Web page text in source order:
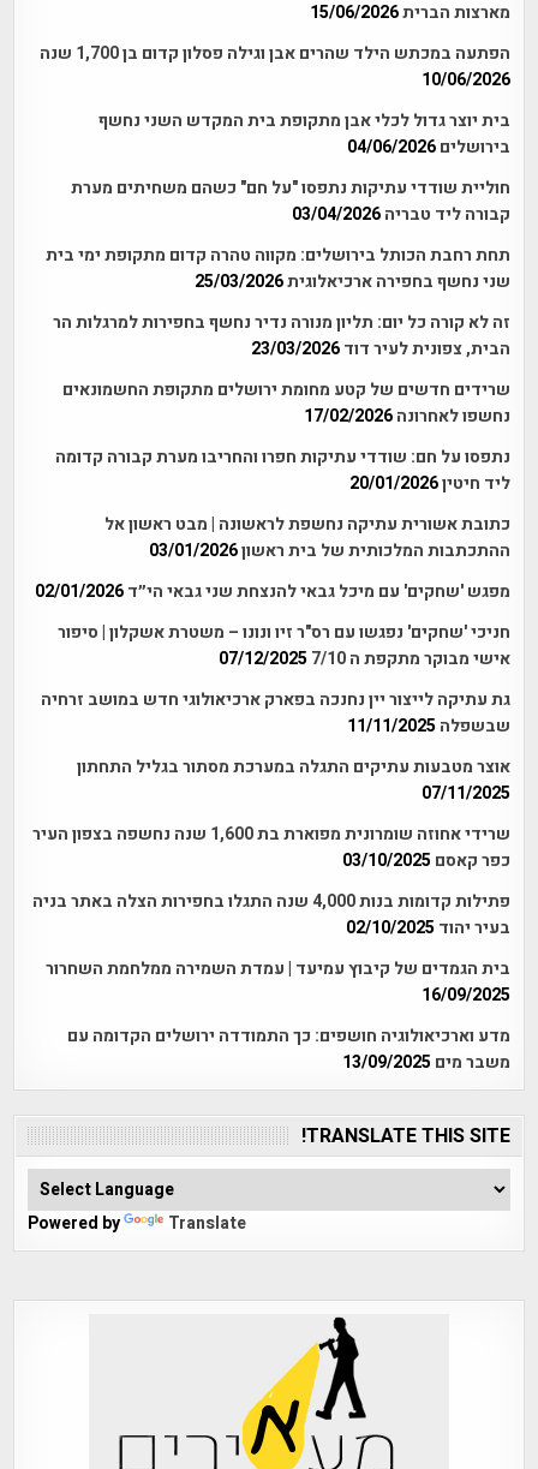
מארצות הברית15/06/2026
הפתעה במכתש הילד שהרים אבן וגילה פסלון קדום בן 1,700 שנה
10/06/2026
בית יוצר גדול לכלי אבן מתקופת בית המקדש השני נחשף
בירושלים 04/06/2026
חוליית שודדי עתיקות נתפסו "על חם" כשהם משחיתים מערת
קבורה ליד טבריה 03/04/2026
תחת רחבת הכותל בירושלים: מקווה טהרה קדום מתקופת ימי בית
שני נחשף בחפירה ארכיאלוגית25/03/2026
זה לא קורה כל יום: תליון מנורה נדיר נחשף בחפירות למרגלות הר
הבית, צפונית לעיר דוד 23/03/2026
שרידים חדשים של קטע מחומת ירושלים מתקופת החשמונאים
נחשפו לאחרונה 17/02/2026
נתפסו על חם: שודדי עתיקות חפרו והחריבו מערת קבורה קדומה
ליד חיטין20/01/2026
כתובת אשורית עתיקה נחשפת לראשונה | מבט ראשון אל
ההתכתבות המלכותית של בית ראשון03/01/2026
מפגש 'שחקים' עם מיכל גבאי להנצחת שני גבאי הי״ד 02/01/2026
חניכי 'שחקים' נפגשו עם רס"ר זיו ונונו – משטרת אשקלון | סיפור
אישי מבוקר מתקפת ה 7/10
07/12/2025
גת עתיקה לייצור יין נחנכה בפארק ארכיאולוגי חדש במושב זרחיה
שבשפלה 11/11/2025
אוצר מטבעות עתיקים התגלה במערכת מסתור בגליל התחתון
07/11/2025
שרידי אחוזה שומרונית מפוארת בת 1,600 שנה נחשפה בצפון העיר
כפר קאסם 03/10/2025
פתילות קדומות בנות 4,000 שנה התגלו בחפירות הצלה באתר בניה
בעיר יהוד 02/10/2025
בית הגמדים של קיבוץ עמיעד | עמדת השמירה ממלחמת השחרור
16/09/2025
מדע וארכיאולוגיה חושפים: כך התמודדה ירושלים הקדומה עם
משבר מים 13/09/2025
TRANSLATE THIS SITE!
Powered by Translate